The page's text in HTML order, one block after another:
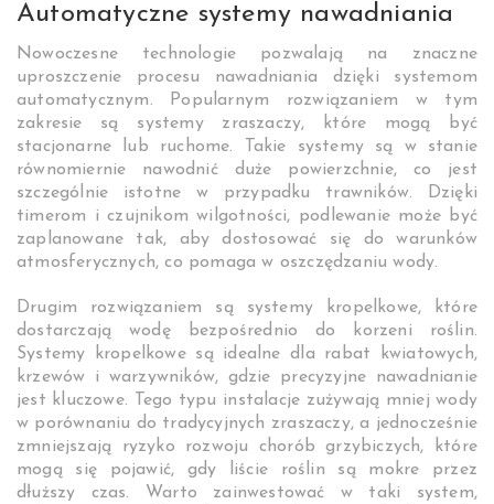
Automatyczne systemy nawadniania
Nowoczesne technologie pozwalają na znaczne
uproszczenie procesu nawadniania dzięki systemom
automatycznym. Popularnym rozwiązaniem w tym
zakresie są systemy zraszaczy, które mogą być
stacjonarne lub ruchome. Takie systemy są w stanie
równomiernie nawodnić duże powierzchnie, co jest
szczególnie istotne w przypadku trawników. Dzięki
timerom i czujnikom wilgotności, podlewanie może być
zaplanowane tak, aby dostosować się do warunków
atmosferycznych, co pomaga w oszczędzaniu wody.
Drugim rozwiązaniem są systemy kropelkowe, które
dostarczają wodę bezpośrednio do korzeni roślin.
Systemy kropelkowe są idealne dla rabat kwiatowych,
krzewów i warzywników, gdzie precyzyjne nawadnianie
jest kluczowe. Tego typu instalacje zużywają mniej wody
w porównaniu do tradycyjnych zraszaczy, a jednocześnie
zmniejszają ryzyko rozwoju chorób grzybiczych, które
mogą się pojawić, gdy liście roślin są mokre przez
dłuższy czas. Warto zainwestować w taki system,